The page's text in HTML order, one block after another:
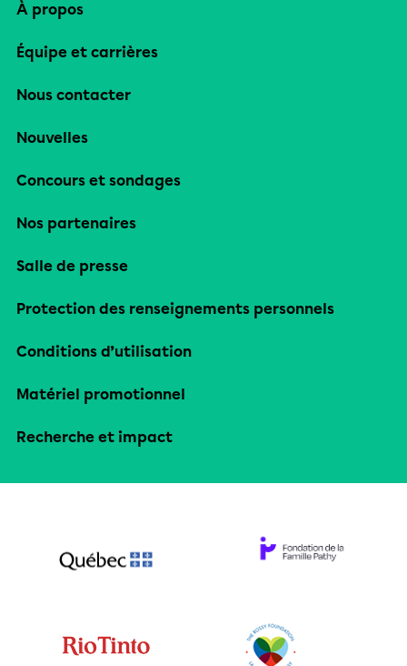
À propos
Équipe et carrières
Nous contacter
Nouvelles
Concours et sondages
Nos partenaires
Salle de presse
Protection des renseignements personnels
Conditions d’utilisation
Matériel promotionnel
Recherche et impact